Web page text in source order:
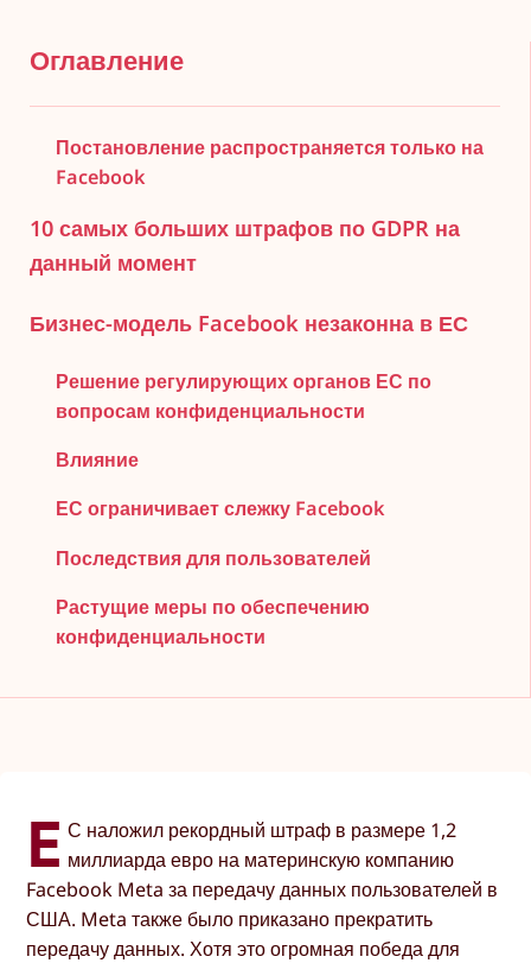
Оглавление
Постановление распространяется только на
Facebook
10 самых больших штрафов по GDPR на
данный момент
Бизнес-модель Facebook незаконна в ЕС
Решение регулирующих органов ЕС по
вопросам конфиденциальности
Влияние
ЕС ограничивает слежку Facebook
Последствия для пользователей
Растущие меры по обеспечению
конфиденциальности
Е С наложил рекордный штраф в размере 1,2
миллиарда евро на материнскую компанию
Facebook Meta за передачу данных пользователей в
США. Meta также было приказано прекратить
передачу данных. Хотя это огромная победа для